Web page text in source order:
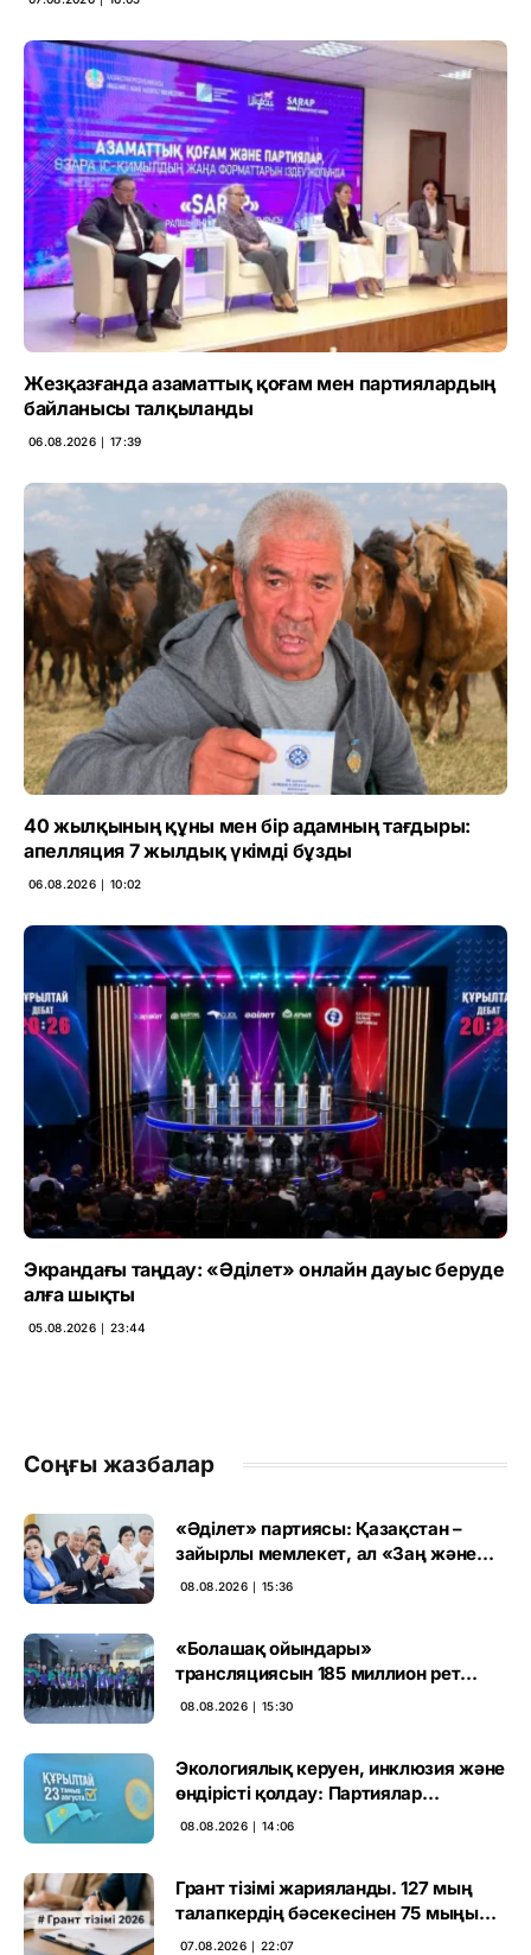
Жезқазғанда азаматтық қоғам мен партиялардың
байланысы талқыланды
06.08.2026 ∣ 17:39
40 жылқының құны мен бір адамның тағдыры:
апелляция 7 жылдық үкімді бұзды
06.08.2026 ∣ 10:02
Экрандағы таңдау: «Әділет» онлайн дауыс беруде
алға шықты
05.08.2026 ∣ 23:44
Соңғы жазбалар
«Әділет» партиясы: Қазақстан –
зайырлы мемлекет, ал «Заң және
тәртіп» қағидаты баршаға міндетті
08.08.2026 ∣ 15:36
«Болашақ ойындары»
трансляциясын 185 миллион рет
көрген
08.08.2026 ∣ 15:30
Экологиялық керуен, инклюзия және
өндірісті қолдау: Партиялар
өңірлерде қандай мәселе көтерді
08.08.2026 ∣ 14:06
Грант тізімі жарияланды. 127 мың
талапкердің бәсекесінен 75 мыңы
өтті
07.08.2026 ∣ 22:07